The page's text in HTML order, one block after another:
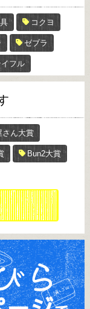
コクヨ
ゼブラ
フル
さん大賞
Bun2大賞